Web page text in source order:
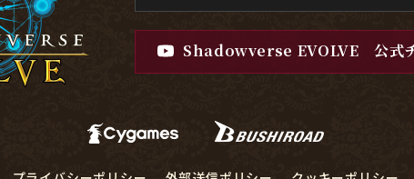
Shadowverse EVOLVE公式